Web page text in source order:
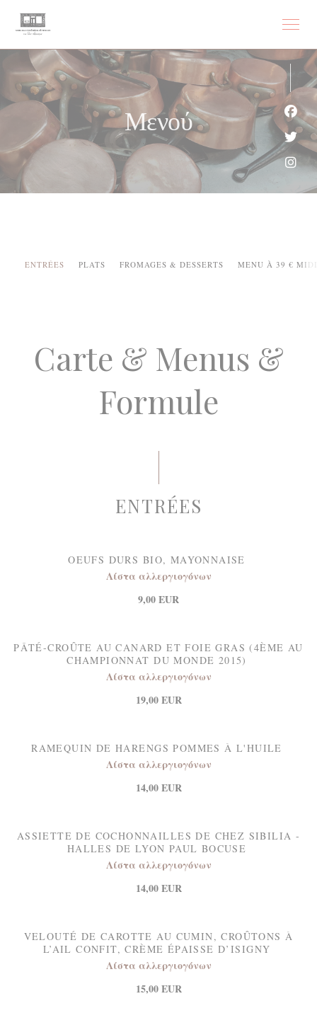
Μενού
ENTRÉES PLATS FROMAGES & DESSERTS MENU À 39 €
Carte & Menus &
Formule
ENTRÉES
OEUFS DURS BIO, MAYONNAISE
Λίστα αλλεργιογόνων
9,00 EUR
PÂTÉ-CROÛTE AU CANARD ET FOIE GRAS (4ÈME AU
CHAMPIONNAT DU MONDE 2015)
Λίστα αλλεργιογόνων
19,00 EUR
RAMEQUIN DE HARENGS POMMES À L'HUILE
Λίστα αλλεργιογόνων
14,00 EUR
ASSIETTE DE COCHONNAILLES DE CHEZ SIBILIA -
HALLES DE LYON PAUL BOCUSE
Λίστα αλλεργιογόνων
14,00 EUR
VELOUTÉ DE CAROTTE AU CUMIN, CROÛTONS À
L’AIL CONFIT, CRÈME ÉPAISSE D’ISIGNY
Λίστα αλλεργιογόνων
15,00 EUR